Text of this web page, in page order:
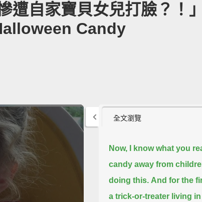
遭自家寶貝女兒打臉？！
Candy
全文瀏覽
Now, I know what you
candy away from
doing this. And for the
a trick-or-treater living